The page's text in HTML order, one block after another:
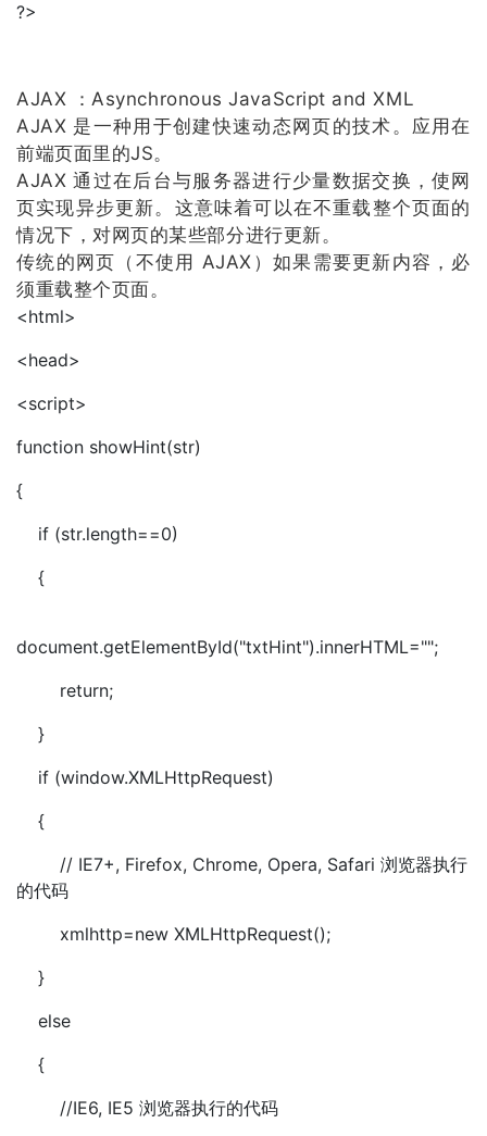
?>
AJAX ：Asynchronous JavaScript and XML
AJAX 是一种用于创建快速动态网页的技术。应用在
前端页面里的JS。
AJAX 通过在后台与服务器进行少量数据交换，使网
页实现异步更新。这意味着可以在不重载整个页面的
情况下，对网页的某些部分进行更新。
传统的网页（不使用 AJAX）如果需要更新内容，必
须重载整个页面。
<html>
<head>
<script>
function showHint(str)
{
if (str.length==0)
{
document.getElementById("txtHint").innerHTML="";
return;
}
if (window.XMLHttpRequest)
{
// IE7+, Firefox, Chrome, Opera, Safari 浏览器执行
的代码
xmlhttp=new XMLHttpRequest();
}
else
{
//IE6, IE5 浏览器执行的代码